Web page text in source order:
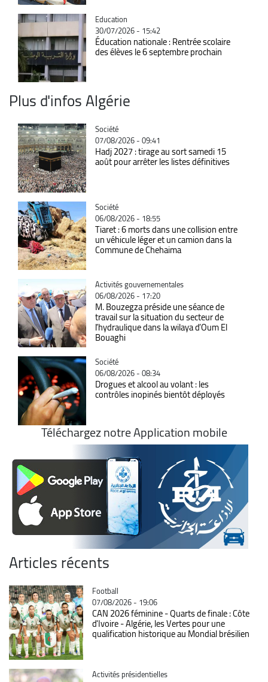
Catégorie
Education
30/07/2026 - 15:42
Éducation nationale : Rentrée scolaire
des élèves le 6 septembre prochain
Plus d'infos Algérie
Catégorie
Société
07/08/2026 - 09:41
Hadj 2027 : tirage au sort samedi 15
août pour arrêter les listes définitives
Catégorie
Société
06/08/2026 - 18:55
Tiaret : 6 morts dans une collision entre
un véhicule léger et un camion dans la
Commune de Chehaima
Catégorie
Activités gouvernementales
06/08/2026 - 17:20
M. Bouzegza préside une séance de
travail sur la situation du secteur de
l’hydraulique dans la wilaya d’Oum El
Bouaghi
Catégorie
Société
06/08/2026 - 08:34
Drogues et alcool au volant : les
contrôles inopinés bientôt déployés
Téléchargez notre Application mobile
Articles récents
Catégorie
Football
07/08/2026 - 19:06
CAN 2026 féminine - Quarts de finale : Côte
d'Ivoire - Algérie, les Vertes pour une
qualification historique au Mondial brésilien
Catégorie
Activités présidentielles